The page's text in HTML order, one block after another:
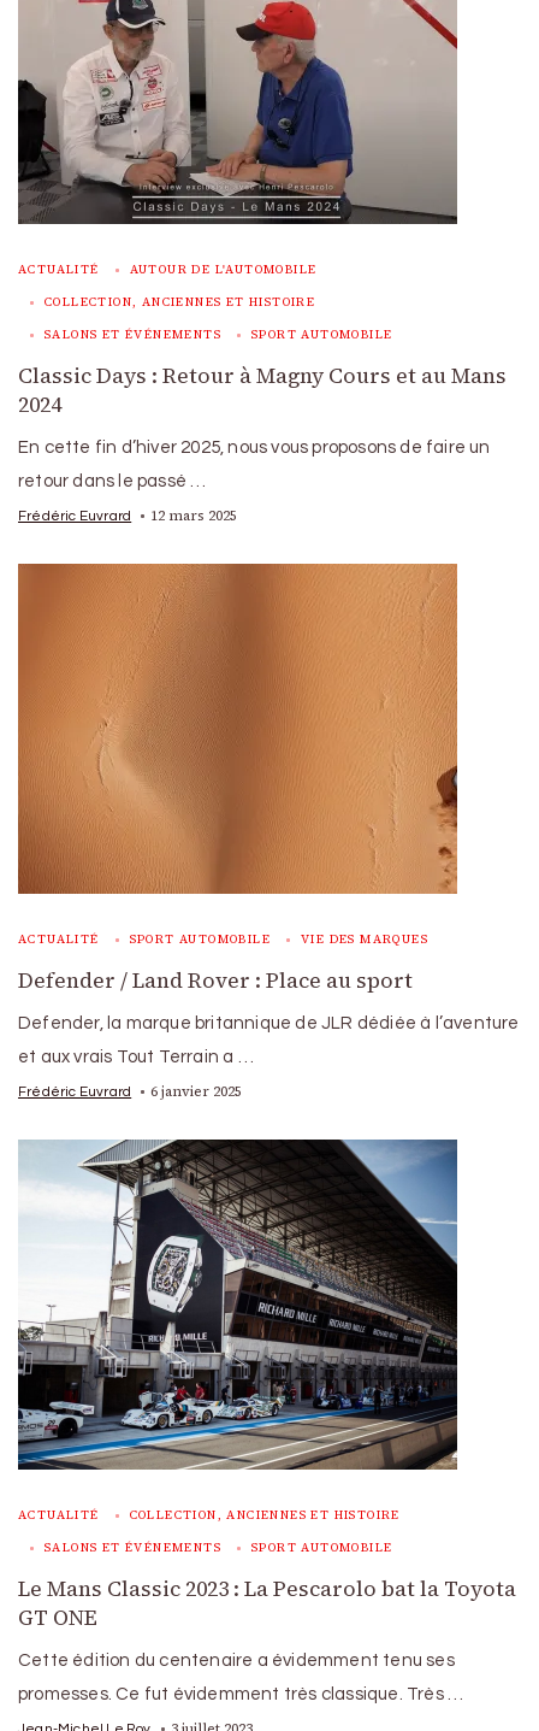
ACTUALITÉ AUTOUR DE L'AUTOMOBILE
COLLECTION, ANCIENNES ET HISTOIRE
SALONS ET ÉVÉNEMENTS SPORT AUTOMOBILE
Classic Days : Retour à Magny Cours et au Mans
2024
En cette fin d’hiver 2025, nous vous proposons de faire un
retour dans le passé …
Frédéric Euvrard 12 mars 2025
ACTUALITÉ SPORT AUTOMOBILE VIE DES MARQUES
Defender / Land Rover : Place au sport
Defender, la marque britannique de JLR dédiée à l’aventure
et aux vrais Tout Terrain a …
Frédéric Euvrard 6 janvier 2025
ACTUALITÉ COLLECTION, ANCIENNES ET HISTOIRE
SALONS ET ÉVÉNEMENTS SPORT AUTOMOBILE
Le Mans Classic 2023 : La Pescarolo bat la Toyota
GT ONE
Cette édition du centenaire a évidemment tenu ses
promesses. Ce fut évidemment très classique. Très …